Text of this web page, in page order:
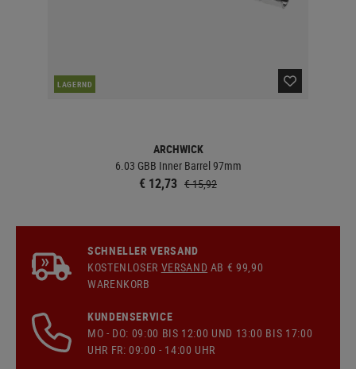
LAGERND
ARCHWICK
6.03 GBB Inner Barrel 97mm
€ 12,73 € 15,92
SCHNELLER VERSAND
KOSTENLOSER VERSAND AB € 99,90
WARENKORB
KUNDENSERVICE
MO - DO: 09:00 BIS 12:00 UND 13:00 BIS 17:00
UHR FR: 09:00 - 14:00 UHR